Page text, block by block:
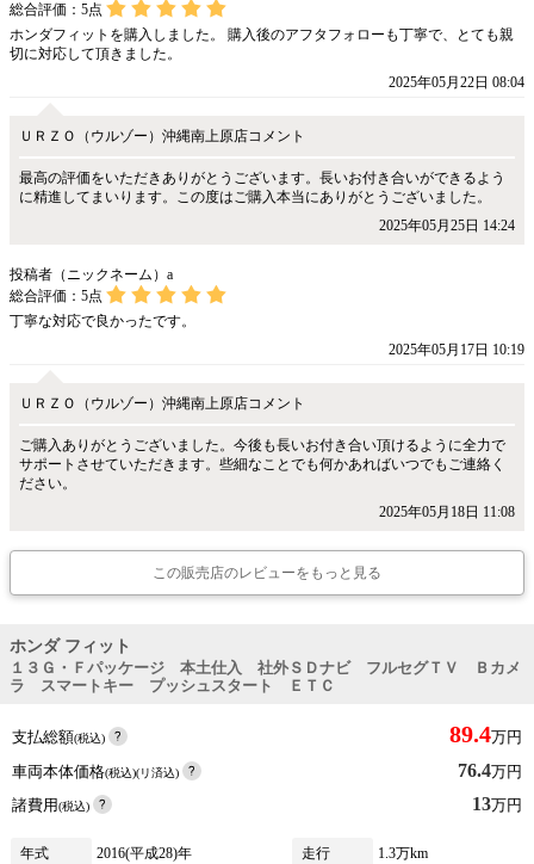
総合評価： 5点
ホンダフィットを購入しました。 購入後のアフタフォローも丁寧で、とても親
切に対応して頂きました。
2025年05月22日 08:04
ＵＲＺＯ（ウルゾー）沖縄南上原店コメント
最高の評価をいただきありがとうございます。長いお付き合いができるよう
に精進してまいります。この度はご購入本当にありがとうございました。
2025年05月25日 14:24
投稿者（ニックネーム）a
総合評価： 5点
丁寧な対応で良かったです。
2025年05月17日 10:19
ＵＲＺＯ（ウルゾー）沖縄南上原店コメント
ご購入ありがとうございました。今後も長いお付き合い頂けるように全力で
サポートさせていただきます。些細なことでも何かあればいつでもご連絡く
ださい。
2025年05月18日 11:08
この販売店のレビューをもっと見る
ホンダ フィット
１３Ｇ・Ｆパッケージ 本土仕入 社外ＳＤナビ フルセグＴＶ Ｂカメ
ラ スマートキー プッシュスタート ＥＴＣ
支払総額(税込) 89.4万円
車両本体価格(税込)(リ済込) 76.4万円
諸費用(税込) 13万円
年式 2016(平成28)年 走行
1.3万km